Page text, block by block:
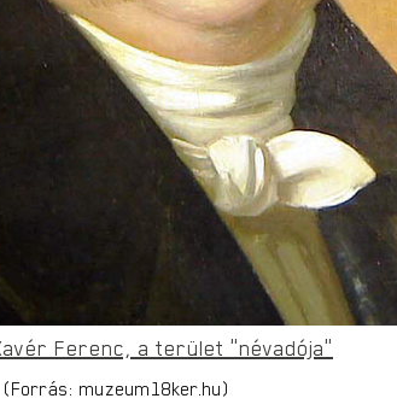
Ferenc, a terület „névadója”
(Forrás: muzeum18ker.hu)